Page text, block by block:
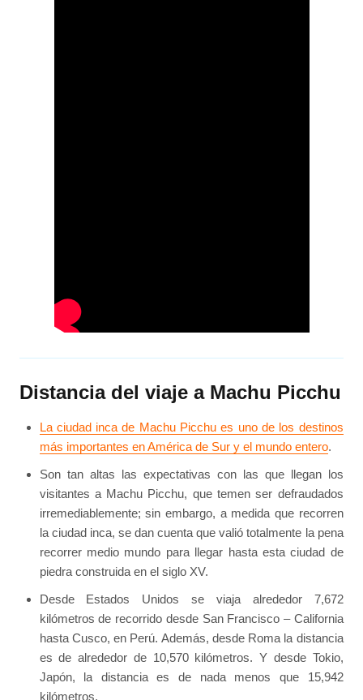
Distancia del viaje a Machu Picchu
La ciudad inca de Machu Picchu es uno de los destinos
más importantes en América de Sur y el mundo entero.
Son tan altas las expectativas con las que llegan los
visitantes a Machu Picchu, que temen ser defraudados
irremediablemente; sin embargo, a medida que recorren
la ciudad inca, se dan cuenta que valió totalmente la pena
recorrer medio mundo para llegar hasta esta ciudad de
piedra construida en el siglo XV.
Desde Estados Unidos se viaja alrededor 7,672
kilómetros de recorrido desde San Francisco – California
hasta Cusco, en Perú. Además, desde Roma la distancia
es de alrededor de 10,570 kilómetros. Y desde Tokio,
Japón, la distancia es de nada menos que 15,942
kilómetros.